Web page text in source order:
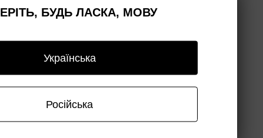
Кемпінговий світильник розрахований на встановлення
У цій категорії особливо цінуються тривалий час світіння,
Для такого формату важливіша передбачуваність, ніж
БУДЬ ЛАСКА, МОВУ
Українська
Російська